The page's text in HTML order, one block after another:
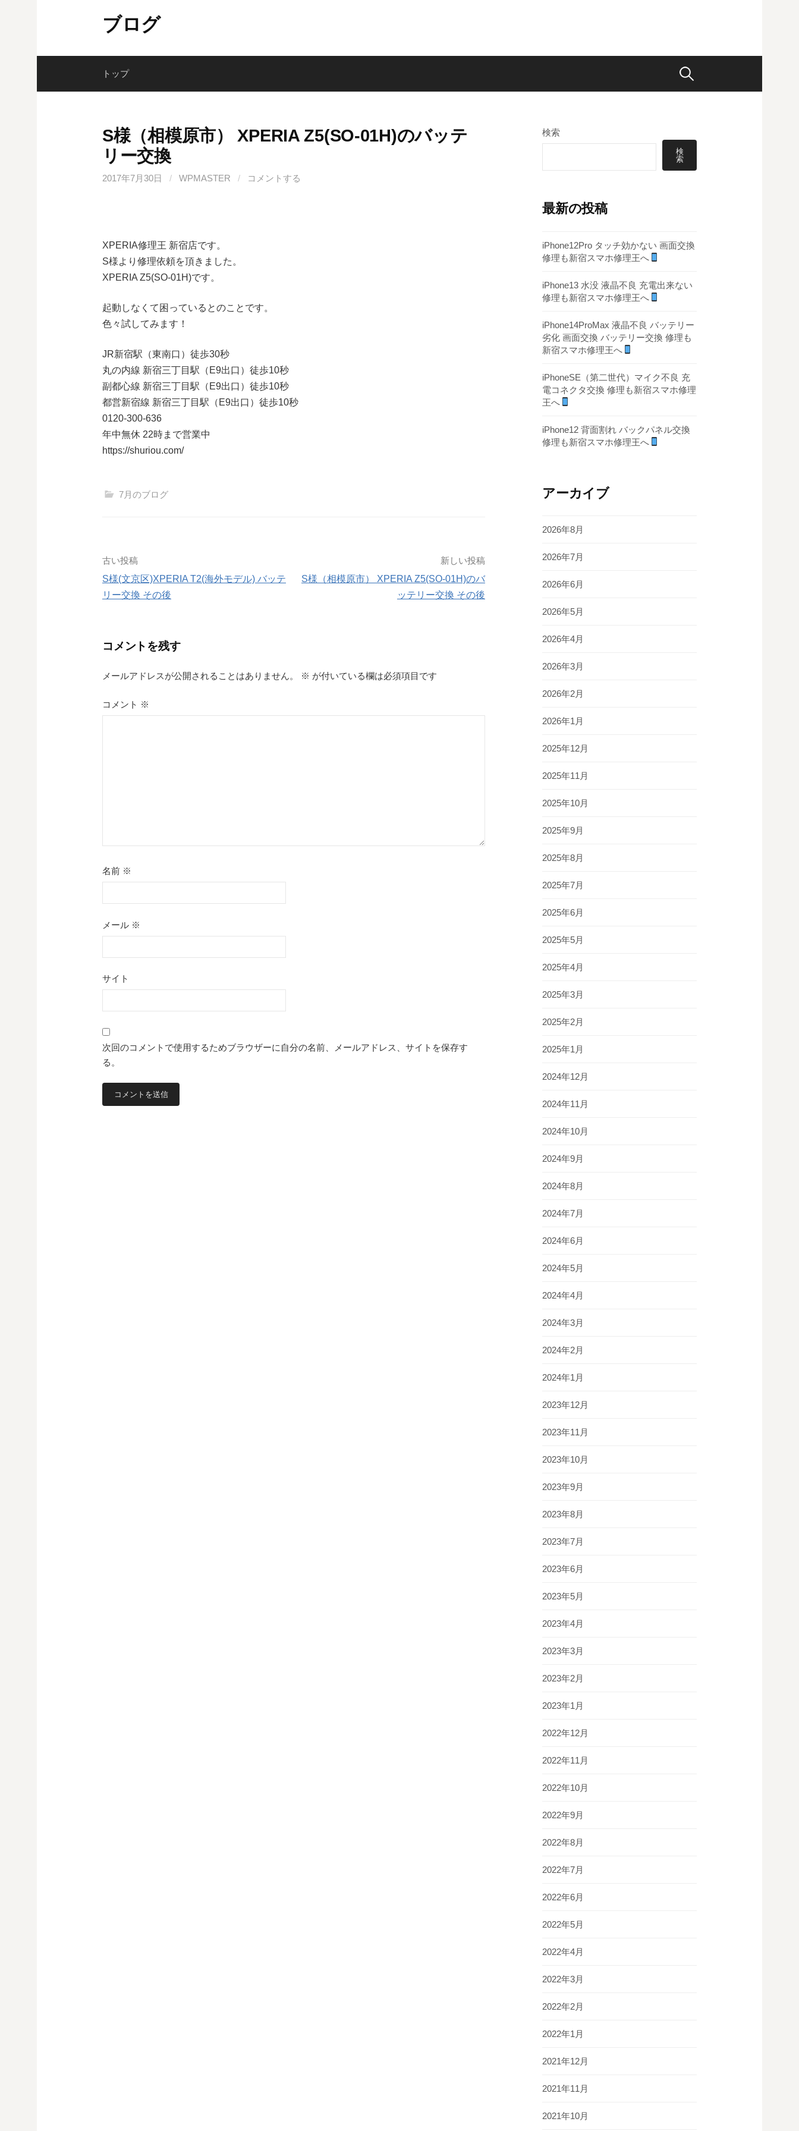
ン
ブログ
トップ 検
S様（相模原市） XPERIA Z5(SO-01H)のバッテ
リー交換
2017年7月30日 / WPMASTER / コメントする
XPERIA修理王 新宿店です。
S様より修理依頼を頂きました。
XPERIA Z5(SO-01H)です。
起動しなくて困っているとのことです。
色々試してみます！
JR新宿駅（東南口）徒歩30秒
丸の内線 新宿三丁目駅（E9出口）徒歩10秒
副都心線 新宿三丁目駅（E9出口）徒歩10秒
都営新宿線 新宿三丁目駅（E9出口）徒歩10秒
0120-300-636
年中無休 22時まで営業中
https://shuriou.com/
7月のブログ
投
稿
ー
シ
古い投稿
S様(文京区)XPERIA T2(海外モデル) バッテ
リー交換 その後
新しい投稿
S様（相模原市） XPERIA Z5(SO-01H)のバ
ッテリー交換 その後
コメントを残す
メールアドレスが公開されることはありません。 ※ が付いている欄は必須項目です
コメント ※
名前 ※
メール ※
サイト
次回のコメントで使用するためブラウザーに自分の名前、メールアドレス、サイトを保存す
る。
検索
検
索
最新の投稿
iPhone12Pro タッチ効かない 画面交換
修理も新宿スマホ修理王へ
iPhone13 水没 液晶不良 充電出来ない
修理も新宿スマホ修理王へ
iPhone14ProMax 液晶不良 バッテリー
劣化 画面交換 バッテリー交換 修理も
新宿スマホ修理王へ
iPhoneSE（第二世代）マイク不良 充
電コネクタ交換 修理も新宿スマホ修理
王へ
iPhone12 背面割れ バックパネル交換
修理も新宿スマホ修理王へ
アーカイブ
2026年8月
2026年7月
2026年6月
2026年5月
2026年4月
2026年3月
2026年2月
2026年1月
2025年12月
2025年11月
2025年10月
2025年9月
2025年8月
2025年7月
2025年6月
2025年5月
2025年4月
2025年3月
2025年2月
2025年1月
2024年12月
2024年11月
2024年10月
2024年9月
2024年8月
2024年7月
2024年6月
2024年5月
2024年4月
2024年3月
2024年2月
2024年1月
2023年12月
2023年11月
2023年10月
2023年9月
2023年8月
2023年7月
2023年6月
2023年5月
2023年4月
2023年3月
2023年2月
2023年1月
2022年12月
2022年11月
2022年10月
2022年9月
2022年8月
2022年7月
2022年6月
2022年5月
2022年4月
2022年3月
2022年2月
2022年1月
2021年12月
2021年11月
2021年10月